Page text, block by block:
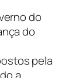
do
do
pela
a